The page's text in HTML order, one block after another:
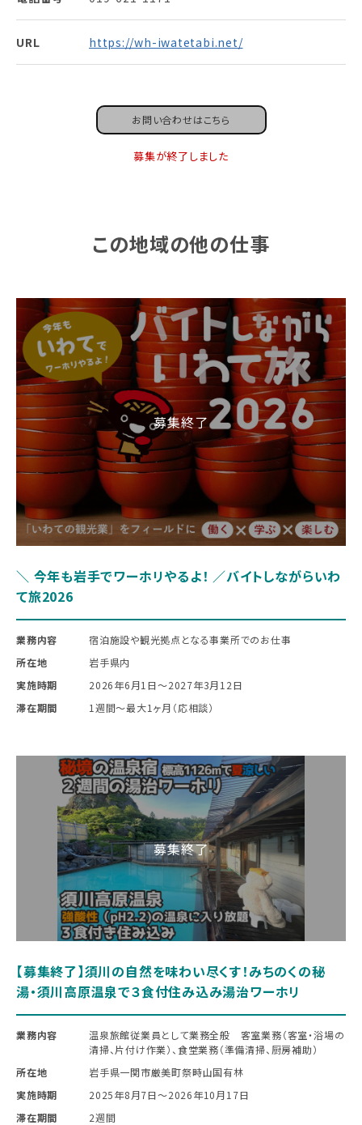
URL https://wh-iwatetabi.net/
お問い合わせはこちら
募集が終了しました
この地域の他の仕事
＼ 今年も岩手でワーホリやるよ！ ／バイトしながらいわ
て旅2026
業務内容
宿泊施設や観光拠点となる事業所でのお仕事
所在地
岩手県内
実施時期
2026年6月1日〜2027年3月12日
滞在期間
1週間～最大1ヶ月（応相談）
【募集終了】須川の自然を味わい尽くす！みちのくの秘
湯・須川高原温泉で３食付住み込み湯治ワーホリ
業務内容
温泉旅館従業員として業務全般 客室業務（客室・浴場の
清掃、片付け作業）、食堂業務（準備清掃、厨房補助）
所在地
岩手県一関市厳美町祭畤山国有林
実施時期
2025年8月7日〜2026年10月17日
滞在期間
2週間